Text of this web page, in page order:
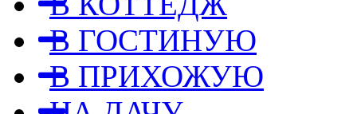
В ГОСТИНУЮ
В ПРИХОЖУЮ